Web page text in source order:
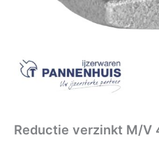
Reductie verzinkt M/V